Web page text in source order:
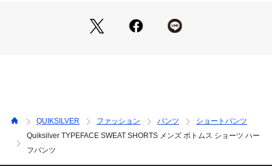
QUIKSILVER ファッション パンツ
ショートパンツ
Quiksilver TYPEFACE SWEAT SHORTS メンズ ボトムス ショーツ ハー
フパンツ